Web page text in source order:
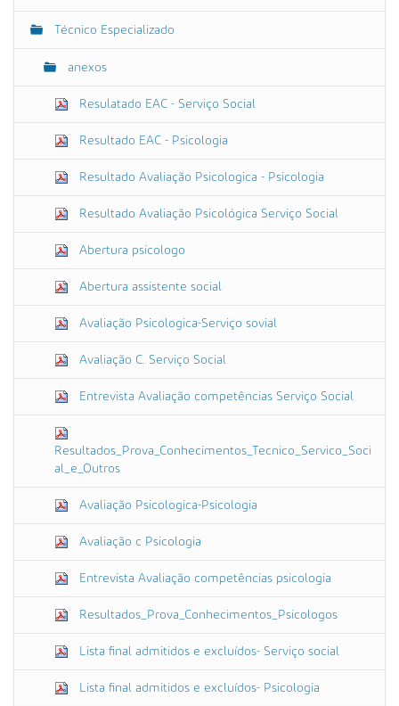
Técnico Especializado
anexos
Resulatado EAC - Serviço Social
Resultado EAC - Psicologia
Resultado Avaliação Psicologica - Psicologia
Resultado Avaliação Psicológica Serviço Social
Abertura psicologo
Abertura assistente social
Avaliação Psicologica-Serviço sovial
Avaliação C. Serviço Social
Entrevista Avaliação competências Serviço Social
Resultados_Prova_Conhecimentos_Tecnico_Servico_Soci
al_e_Outros
Avaliação Psicologica-Psicologia
Avaliação c Psicologia
Entrevista Avaliação competências psicologia
Resultados_Prova_Conhecimentos_Psicologos
Lista final admitidos e excluídos- Serviço social
Lista final admitidos e excluídos- Psicologia